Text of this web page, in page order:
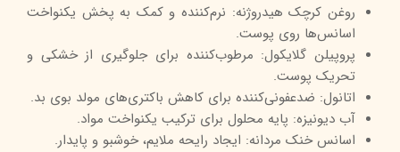
روغن کرچک هیدروژنه: نرم‌کننده و کمک به پخش یکنواخت
اسانس‌ها روی پوست.
پروپیلن گلایکول: مرطوب‌کننده برای جلوگیری از خشکی و
تحریک پوست.
اتانول: ضدعفونی‌کننده برای کاهش باکتری‌های مولد بوی بد.
آب دیونیزه: پایه محلول برای ترکیب یکنواخت مواد.
اسانس خنک مردانه: ایجاد رایحه ملایم، خوشبو و پایدار.